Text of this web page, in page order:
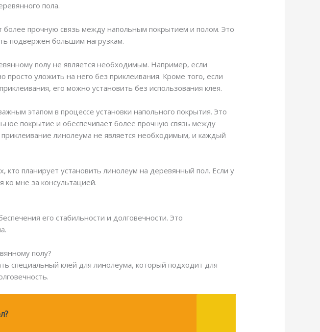
пола.
прочную связь между напольным покрытием и полом. Это
подвержен большим нагрузкам.
полу не является необходимым. Например, если
уложить на него без приклеивания. Кроме того, если
его можно установить без использования клея.
этапом в процессе установки напольного покрытия. Это
покрытие и обеспечивает более прочную связь между
линолеума не является необходимым, и каждый
планирует установить линолеум на деревянный пол. Если у
ко мне за консультацией.
его стабильности и долговечности. Это
полу?
специальный клей для линолеума, который подходит для